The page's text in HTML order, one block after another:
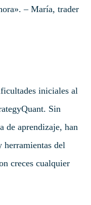
– María, trader
iniciales al
Sin
de aprendizaje, han
herramientas del
creces cualquier